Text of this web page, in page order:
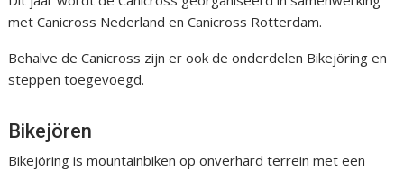
met Canicross Nederland en Canicross Rotterdam.
Behalve de Canicross zijn er ook de onderdelen Bikejöring en
steppen toegevoegd.
Bikejören
Bikejöring is mountainbiken op onverhard terrein met een